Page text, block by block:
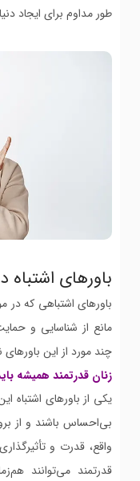
طور مداوم برای ایجاد
باورهای اشتباه
باورهای اشتباهی که در
مانع از شناسایی و
چند مورد از این
زنان قدرتمند همیشه
یکی از باورهای اشتباه
بی‌احساس باشند و از
واقع، قدرت و
قدرتمند می‌توانند